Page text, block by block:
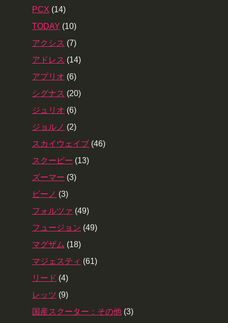
PCX (14)
TODAY (10)
アクシス (7)
アドレス (14)
アプリオ (6)
シグナス (20)
ジュリオ (6)
ジョルノ (2)
スカイウェイブ (46)
スクーピー (13)
ズーマー (3)
ビーノ (3)
フォルツァ (49)
フュージョン (49)
マグザム (18)
マジェスティ (61)
リード (4)
レッツ (9)
国産スクーター：その他 (3)